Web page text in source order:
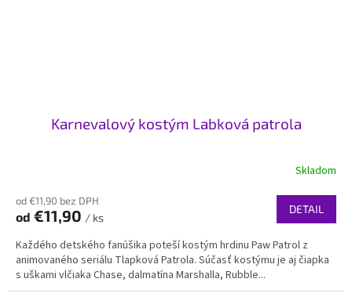
Karnevalový kostým Labková patrola
Skladom
od €11,90 bez DPH
od €11,90 / ks
DETAIL
Každého detského fanúšika poteší kostým hrdinu Paw Patrol z
animovaného seriálu Tlapková Patrola. Súčasť kostýmu je aj čiapka
s uškami vlčiaka Chase, dalmatína Marshalla, Rubble...